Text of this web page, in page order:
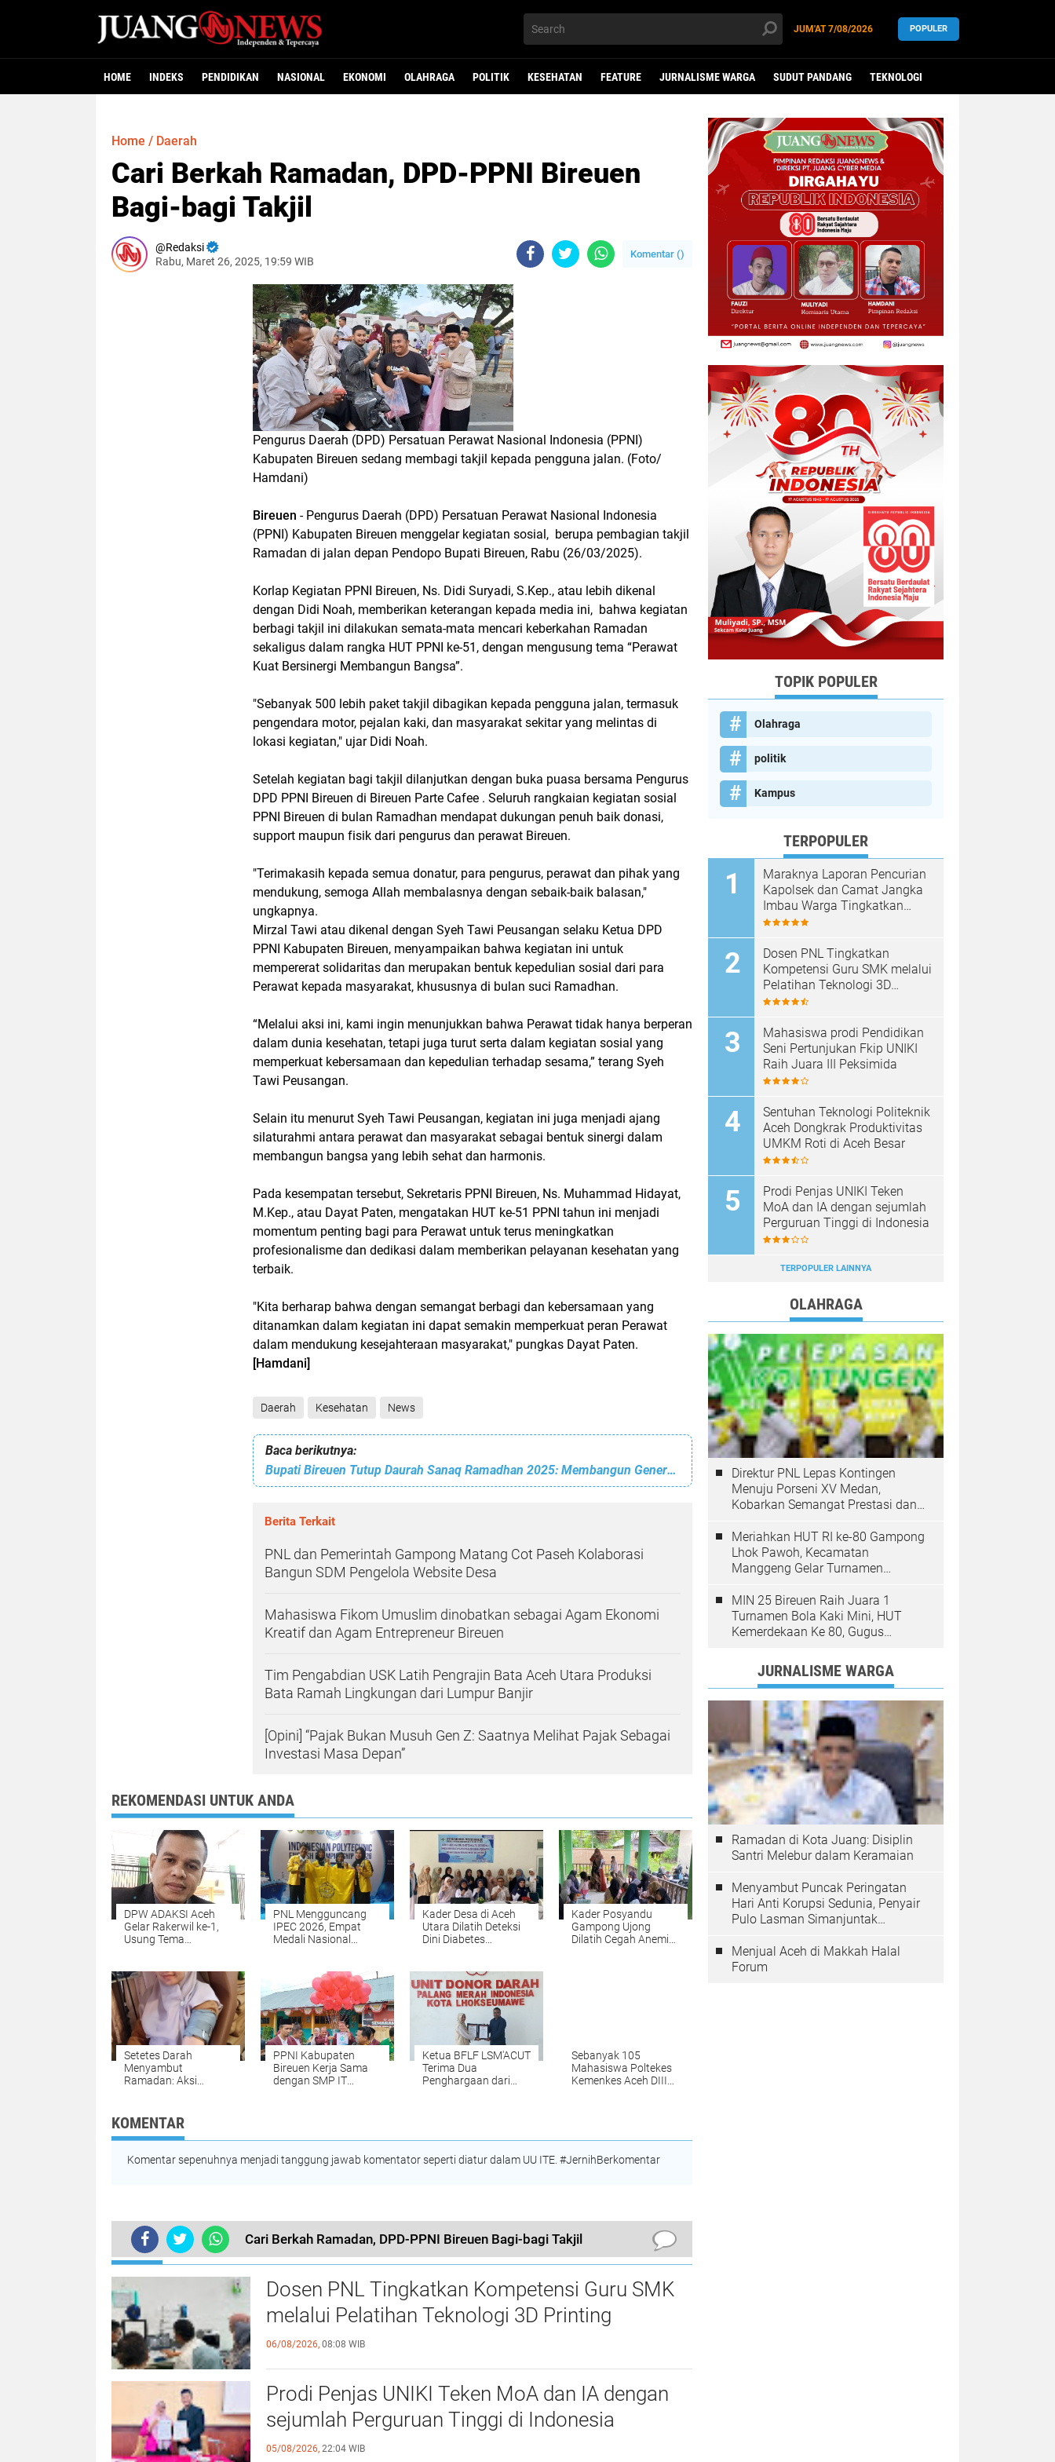
JUM'AT7/08/2026 POPULER
HOME INDEKS PENDIDIKAN NASIONAL EKONOMI OLAHRAGA POLITIK KESEHATAN FEATURE JURNALISME WARGA SUDUT PANDANG TEKNOLOGI
Home / Daerah
Cari Berkah Ramadan, DPD-PPNI Bireuen
Bagi-bagi Takjil
Redaksi
Rabu, Maret 26, 2025, 19:59 WIB
Komentar ()
Pengurus Daerah (DPD) Persatuan Perawat Nasional Indonesia (PPNI)
Kabupaten Bireuen sedang membagi takjil kepada pengguna jalan. (Foto/
Hamdani)
Bireuen - Pengurus Daerah (DPD) Persatuan Perawat Nasional Indonesia
(PPNI) Kabupaten Bireuen menggelar kegiatan sosial, berupa pembagian takjil
Ramadan di jalan depan Pendopo Bupati Bireuen, Rabu (26/03/2025).
Korlap Kegiatan PPNI Bireuen, Ns. Didi Suryadi, S.Kep., atau lebih dikenal
dengan Didi Noah, memberikan keterangan kepada media ini, bahwa kegiatan
berbagi takjil ini dilakukan semata-mata mencari keberkahan Ramadan
sekaligus dalam rangka HUT PPNI ke-51, dengan mengusung tema “Perawat
Kuat Bersinergi Membangun Bangsa”.
"Sebanyak 500 lebih paket takjil dibagikan kepada pengguna jalan, termasuk
pengendara motor, pejalan kaki, dan masyarakat sekitar yang melintas di
lokasi kegiatan," ujar Didi Noah.
Setelah kegiatan bagi takjil dilanjutkan dengan buka puasa bersama Pengurus
DPD PPNI Bireuen di Bireuen Parte Cafee . Seluruh rangkaian kegiatan sosial
PPNI Bireuen di bulan Ramadhan mendapat dukungan penuh baik donasi,
support maupun fisik dari pengurus dan perawat Bireuen.
"Terimakasih kepada semua donatur, para pengurus, perawat dan pihak yang
mendukung, semoga Allah membalasnya dengan sebaik-baik balasan,"
ungkapnya.
Mirzal Tawi atau dikenal dengan Syeh Tawi Peusangan selaku Ketua DPD
PPNI Kabupaten Bireuen, menyampaikan bahwa kegiatan ini untuk
mempererat solidaritas dan merupakan bentuk kepedulian sosial dari para
Perawat kepada masyarakat, khususnya di bulan suci Ramadhan.
“Melalui aksi ini, kami ingin menunjukkan bahwa Perawat tidak hanya berperan
dalam dunia kesehatan, tetapi juga turut serta dalam kegiatan sosial yang
memperkuat kebersamaan dan kepedulian terhadap sesama,” terang Syeh
Tawi Peusangan.
Selain itu menurut Syeh Tawi Peusangan, kegiatan ini juga menjadi ajang
silaturahmi antara perawat dan masyarakat sebagai bentuk sinergi dalam
membangun bangsa yang lebih sehat dan harmonis.
Pada kesempatan tersebut, Sekretaris PPNI Bireuen, Ns. Muhammad Hidayat,
M.Kep., atau Dayat Paten, mengatakan HUT ke-51 PPNI tahun ini menjadi
momentum penting bagi para Perawat untuk terus meningkatkan
profesionalisme dan dedikasi dalam memberikan pelayanan kesehatan yang
terbaik.
"Kita berharap bahwa dengan semangat berbagi dan kebersamaan yang
ditanamkan dalam kegiatan ini dapat semakin memperkuat peran Perawat
dalam mendukung kesejahteraan masyarakat," pungkas Dayat Paten.
[Hamdani]
Daerah Kesehatan News
Baca berikutnya:
Bupati Bireuen Tutup Daurah Sanaq Ramadhan 2025: Membangun Generasi Qur'ani
Berita Terkait
PNL dan Pemerintah Gampong Matang Cot Paseh Kolaborasi
Bangun SDM Pengelola Website Desa
Mahasiswa Fikom Umuslim dinobatkan sebagai Agam Ekonomi
Kreatif dan Agam Entrepreneur Bireuen
Tim Pengabdian USK Latih Pengrajin Bata Aceh Utara Produksi
Bata Ramah Lingkungan dari Lumpur Banjir
[Opini] “Pajak Bukan Musuh Gen Z: Saatnya Melihat Pajak Sebagai
Investasi Masa Depan”
REKOMENDASI UNTUK ANDA
DPW ADAKSI Aceh
Gelar Rakerwil ke-1,
Usung Tema
Organisasi
PNL Mengguncang
IPEC 2026, Empat
Medali Nasional
Kader Desa di Aceh
Utara Dilatih Deteksi
Dini Diabetes
Kader Posyandu
Gampong Ujong
Dilatih Cegah Anemia
Setetes Darah
Menyambut
Ramadan: Aksi
Peusangan
PPNI Kabupaten
Bireuen Kerja Sama
dengan SMP IT
Ketua BFLF LSM'ACUT
Terima Dua
Penghargaan dari
Sebanyak 105
Mahasiswa Poltekes
Kemenkes Aceh DIII
KOMENTAR
Komentar sepenuhnya menjadi tanggung jawab komentator seperti diatur dalam UU ITE. #JernihBerkomentar
Cari Berkah Ramadan, DPD-PPNI Bireuen Bagi-bagi Takjil
TERKINI
Dosen PNL Tingkatkan Kompetensi Guru SMK
melalui Pelatihan Teknologi 3D Printing
06/08/2026, 08:08 WIB
Prodi Penjas UNIKI Teken MoA dan IA dengan
sejumlah Perguruan Tinggi di Indonesia
05/08/2026, 22:04 WIB
TOPIK POPULER
Olahraga
politik
Kampus
TERPOPULER
Maraknya Laporan Pencurian
Kapolsek dan Camat Jangka
Imbau Warga Tingkatkan
Kewaspadaan
Dosen PNL Tingkatkan
Kompetensi Guru SMK melalui
Pelatihan Teknologi 3D
Printing
Mahasiswa prodi Pendidikan
Seni Pertunjukan Fkip UNIKI
Raih Juara III Peksimida
Sentuhan Teknologi Politeknik
Aceh Dongkrak Produktivitas
UMKM Roti di Aceh Besar
Prodi Penjas UNIKI Teken
MoA dan IA dengan sejumlah
Perguruan Tinggi di Indonesia
TERPOPULER LAINNYA
OLAHRAGA
Direktur PNL Lepas Kontingen
Menuju Porseni XV Medan,
Kobarkan Semangat Prestasi dan
Meriahkan HUT RI ke-80 Gampong
Lhok Pawoh, Kecamatan
Manggeng Gelar Turnamen
MIN 25 Bireuen Raih Juara 1
Turnamen Bola Kaki Mini, HUT
Kemerdekaan Ke 80, Gugus
JURNALISME WARGA
Ramadan di Kota Juang: Disiplin
Santri Melebur dalam Keramaian
Menyambut Puncak Peringatan
Hari Anti Korupsi Sedunia, Penyair
Pulo Lasman Simanjuntak
Korupsi di Indonesia
Menjual Aceh di Makkah Halal
Forum